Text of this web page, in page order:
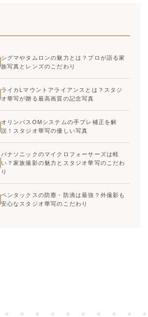
シグマやタムロンの魅力とは？プロが語る家
族写真とレンズのこだわり
ライカLマウントアライアンスとは？スタジ
オ華写が贈る最高画質の記念写真
オリンパスOMシステムの手ブレ補正を解
説！スタジオ華写の優しい写真
パナソニックのマイクロフォーサーズは軽
い？家族撮影の魅力とスタジオ華写のこだわ
り
ペンタックスの防塵・防滴は最強？外撮影も
安心なスタジオ華写のこだわり